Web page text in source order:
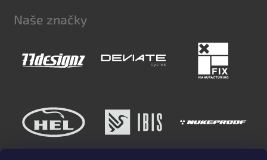
Naše značky